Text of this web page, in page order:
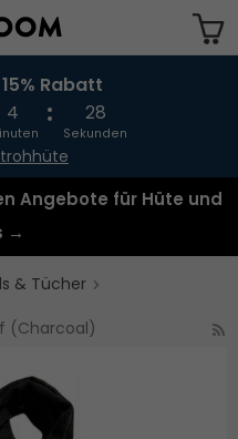
Ihren Warenkorb
Rabatt
4 28
Sekunden
Angebote für Hüte und
→
& Tücher
(Charcoal)